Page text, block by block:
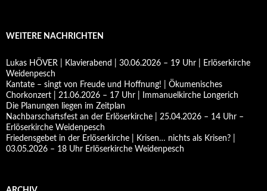
WEITERE NACHRICHTEN
Lukas HÖVER | Klavierabend | 30.06.2026 – 19 Uhr | Erlöserkirche
Weidenpesch
Kantate – singt von Freude und Hoffnung! | Ökumenisches
Chorkonzert | 21.06.2026 – 17 Uhr | Immanuelkirche Longerich
Die Planungen liegen im Zeitplan
Nachbarschaftsfest an der Erlöserkirche | 25.04.2026 – 14 Uhr –
Erlöserkirche Weidenpesch
Friedensgebet in der Erlöserkirche | Krisen… nichts als Krisen? |
03.05.2026 – 18 Uhr Erlöserkirche Weidenpesch